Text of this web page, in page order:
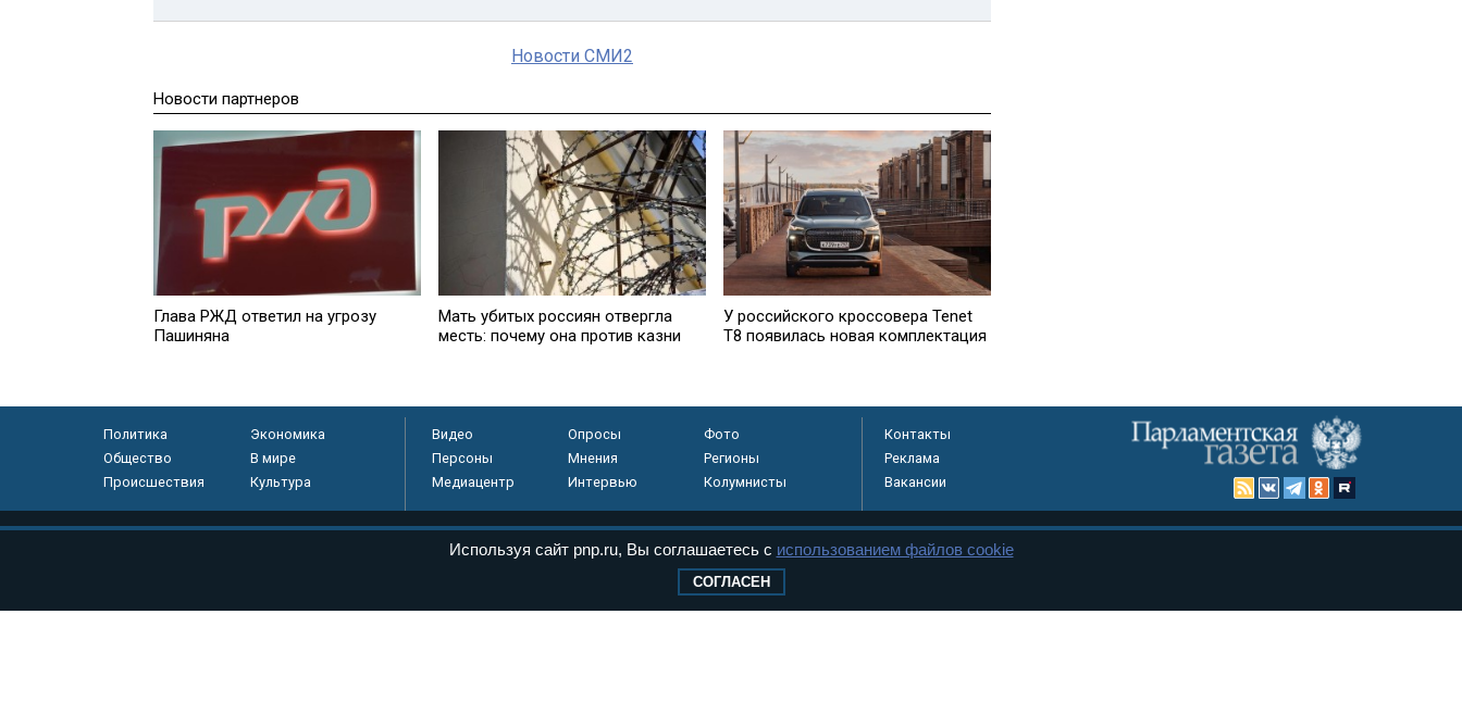
Новости СМИ2
Новости партнеров
Глава РЖД ответил на угрозу
Пашиняна
Мать убитых россиян отвергла
месть: почему она против казни
У российского кроссовера Tenet
T8 появилась новая комплектация
Политика
Экономика
Общество
В мире
Происшествия
Культура
Видео Опросы
Фото
Персоны
Мнения
Регионы
Медиацентр
Интервью Колумнисты
Контакты
Реклама
Вакансии
Используя сайт pnp.ru, Вы соглашаетесь с использованием файлов cookie
СОГЛАСЕН